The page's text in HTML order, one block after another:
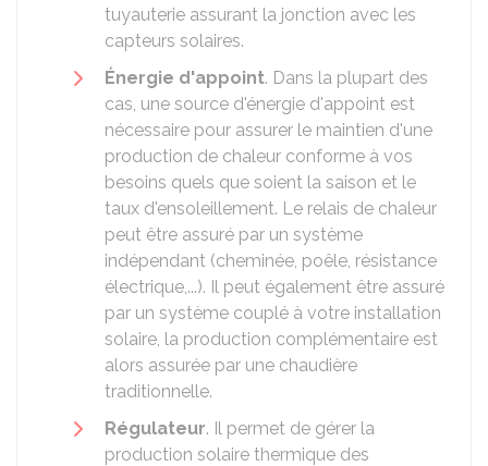
tuyauterie assurant la jonction avec les
capteurs solaires.
Énergie d'appoint. Dans la plupart des
cas, une source d'énergie d'appoint est
nécessaire pour assurer le maintien d'une
production de chaleur conforme à vos
besoins quels que soient la saison et le
taux d'ensoleillement. Le relais de chaleur
peut être assuré par un système
indépendant (cheminée, poêle, résistance
électrique,...). Il peut également être assuré
par un système couplé à votre installation
solaire, la production complémentaire est
alors assurée par une chaudière
traditionnelle.
Régulateur. Il permet de gérer la
production solaire thermique des